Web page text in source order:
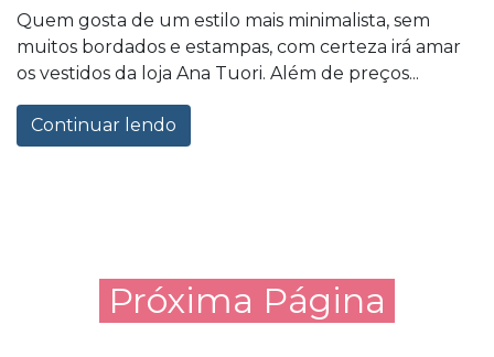
Quem gosta de um estilo mais minimalista, sem
muitos bordados e estampas, com certeza irá amar
os vestidos da loja Ana Tuori. Além de preços...
Continuar lendo
Próxima Página